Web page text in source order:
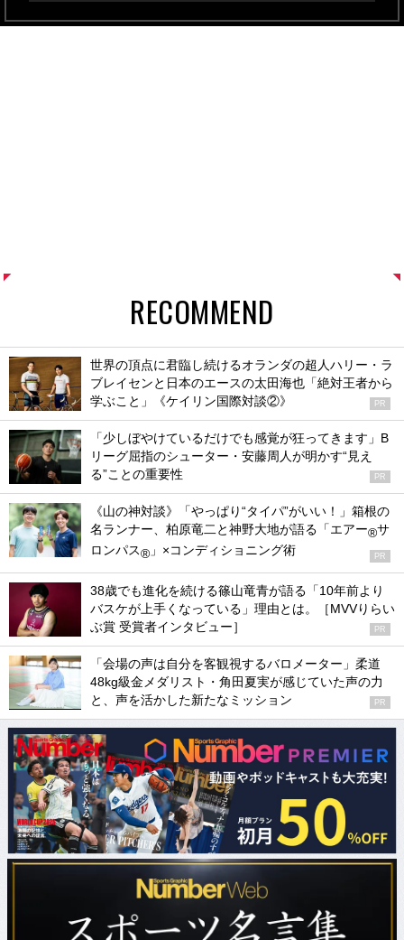
RECOMMEND
世界の頂点に君臨し続けるオランダの超人ハリー・ラ
ブレイセンと日本のエースの太田海也「絶対王者から
学ぶこと」《ケイリン国際対談②》
PR
「少しぼやけているだけでも感覚が狂ってきます」B
リーグ屈指のシューター・安藤周人が明かす“見え
る”ことの重要性
PR
《山の神対談》「やっぱり“タイパ”がいい！」箱根の
名ランナー、柏原竜二と神野大地が語る「エアー®サ
ロンパス® 」×コンディショニング術 PR
38歳でも進化を続ける篠山竜青が語る「10年前より
バスケが上手くなっている」理由とは。［MVVりらい
ぶ賞 受賞者インタビュー］
PR
「会場の声は自分を客観視するバロメーター」柔道
48kg級金メダリスト・角田夏実が感じていた声の力
と、声を活かした新たなミッション
PR